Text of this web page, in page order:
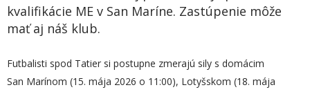
kvalifikácie ME v San Maríne. Zastúpenie môže
mať aj náš klub.
Futbalisti spod Tatier si postupne zmerajú sily s domácim
San Marínom (15. mája 2026 o 11:00), Lotyšskom (18. mája